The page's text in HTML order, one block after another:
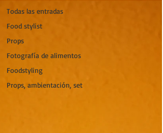
Todas las entradas
Food stylist
Props
Fotografía de alimentos
Foodstyling
Props, ambientación, set